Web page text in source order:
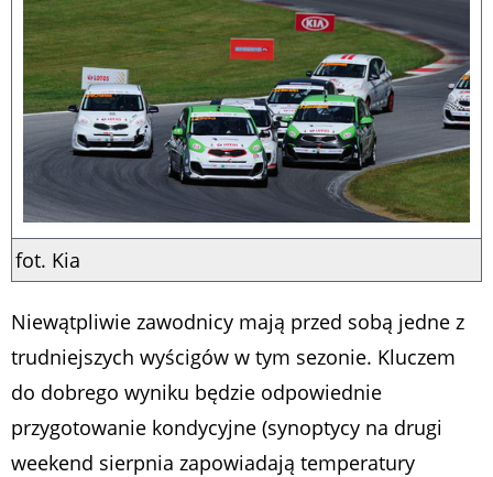
fot. Kia
Niewątpliwie zawodnicy mają przed sobą jedne z
trudniejszych wyścigów w tym sezonie. Kluczem
do dobrego wyniku będzie odpowiednie
przygotowanie kondycyjne (synoptycy na drugi
weekend sierpnia zapowiadają temperatury